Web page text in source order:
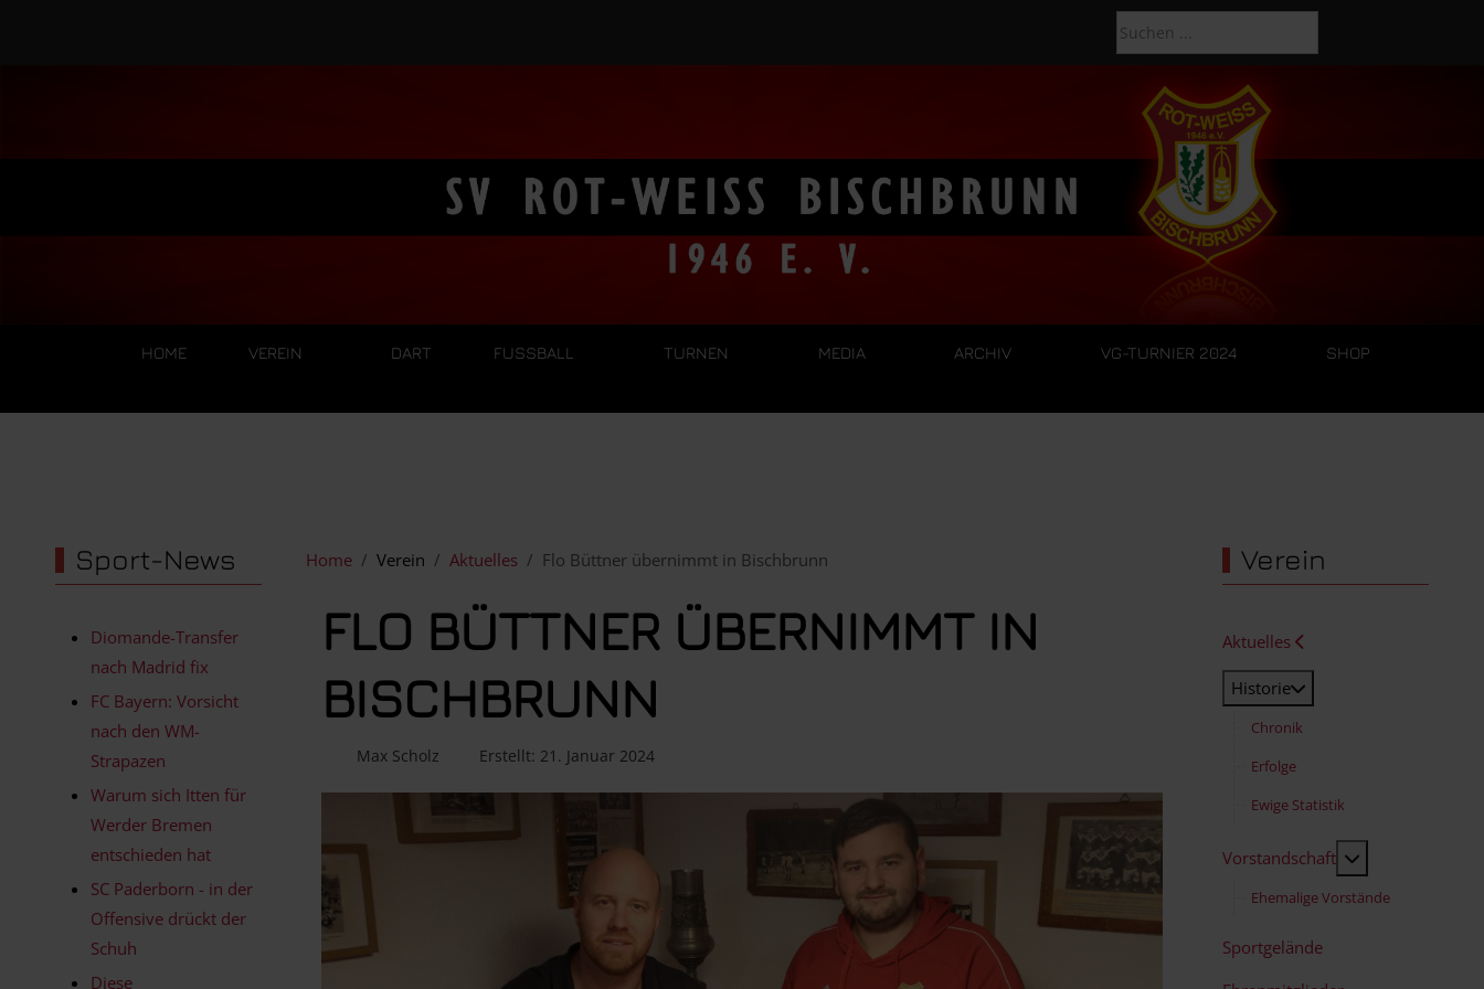
HOME VEREIN DART FUSSBALL TURNEN MEDIA ARCHIV VG-TURNIER 2024 SHOP
Sport-News
Diomande-Transfer
nach Madrid fix
FC Bayern: Vorsicht
nach den WM-
Strapazen
Warum sich Itten für
Werder Bremen
entschieden hat
SC Paderborn - in der
Offensive drückt der
Schuh
Diese
Home Verein Aktuelles Flo Büttner übernimmt in Bischbrunn
FLO BÜTTNER ÜBERNIMMT IN
BISCHBRUNN
Max Scholz Erstellt: 21. Januar 2024
Verein
Aktuelles
Historie
Chronik
Erfolge
Ewige Statistik
Vorstandschaft
Ehemalige Vorstände
Sportgelände